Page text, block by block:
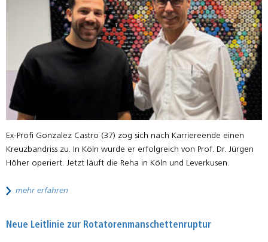
Ex-Profi Gonzalez Castro (37) zog sich nach Karriereende einen
Kreuzbandriss zu. In Köln wurde er erfolgreich von Prof. Dr. Jürgen
Höher operiert. Jetzt läuft die Reha in Köln und Leverkusen.
mehr erfahren
Neue Leitlinie zur Rotatorenmanschetten­ruptur